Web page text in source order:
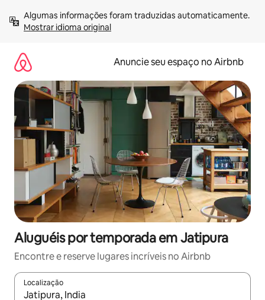
para
Mostrar idioma original
Anuncie seu espaço no Airbnb
Aluguéis por temporada em Jatipura
Encontre e reserve lugares incríveis no Airbnb
Localização
Quando os resultados estiverem disponíveis, explore-os